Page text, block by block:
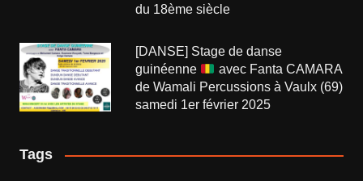
du 18ème siècle
[DANSE] Stage de danse
guinéenne
avec Fanta CAMARA
de Wamali Percussions à Vaulx (69)
samedi 1er février 2025
Tags